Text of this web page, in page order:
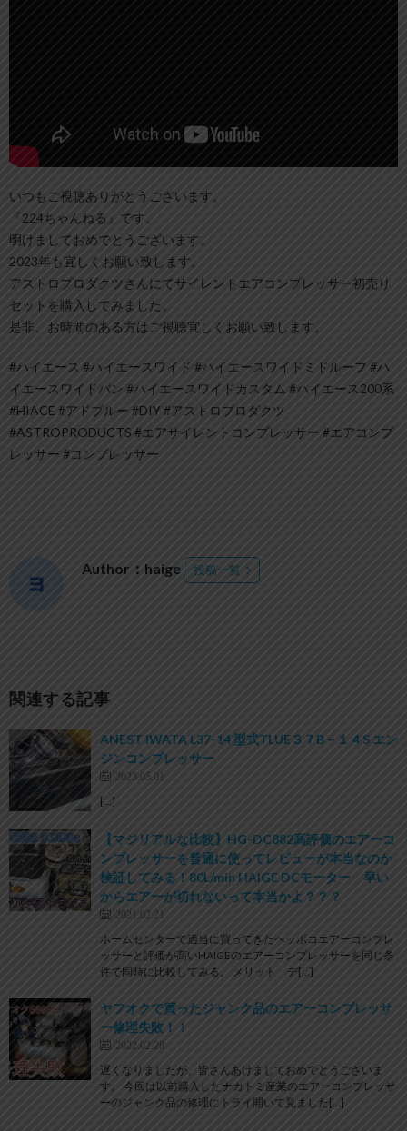
いつもご視聴ありがとうございます。
『224ちゃんねる』です。
明けましておめでとうございます。
2023年も宜しくお願い致します。
アストロプロダクツさんにてサイレントエアコンプレッサー初売り
セットを購入してみました。
是非、お時間のある方はご視聴宜しくお願い致します。
#ハイエース #ハイエースワイド #ハイエースワイドミドルーフ #ハ
イエースワイドバン #ハイエースワイドカスタム #ハイエース200系
#HIACE #アドブルー #DIY #アストロプロダクツ
#ASTROPRODUCTS #エアサイレントコンプレッサー #エアコンプ
レッサー #コンプレッサー
Author：haige 投稿一覧
関連する記事
ANEST IWATA L37-14 型式TLUE３７B－１４S エン
ジンコンプレッサー
2023.05.01
[…]
【マジリアルな比較】HG-DC882高評価のエアーコ
ンプレッサーを普通に使ってレビューが本当なのか
検証してみる！80L/min HAIGE DCモーター 早い
からエアーが切れないって本当かよ？？？
2021.02.21
ホームセンターで適当に買ってきたヘッポコエアーコンプレ
ッサーと評価が高いHAIGEのエアーコンプレッサーを同じ条
件で同時に比較してみる。 メリット デ[…]
ヤフオクで買ったジャンク品のエアーコンプレッサ
ー修理失敗！！
2022.02.28
遅くなりましたが、皆さんあけましておめでとうございま
す。 今回は以前購入したナカトミ産業のエアーコンプレッサ
ーのジャンク品の修理にトライ開いて見ました[…]